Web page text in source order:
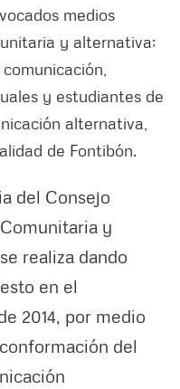
medios
y alternativa;
y estudiantes de
alternativa,
de Fontibón.
del Consejo
y
realiza dando
en el
2014, por medio
del